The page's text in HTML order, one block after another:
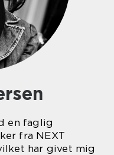
en faglig
fra NEXT
har givet mig